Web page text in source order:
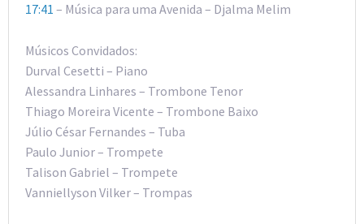
17:41 – Música para uma Avenida – Djalma Melim
Músicos Convidados:
Durval Cesetti – Piano
Alessandra Linhares – Trombone Tenor
Thiago Moreira Vicente – Trombone Baixo
Júlio César Fernandes – Tuba
Paulo Junior – Trompete
Talison Gabriel – Trompete
Vanniellyson Vilker – Trompas